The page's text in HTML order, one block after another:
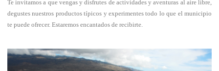
Te invitamos a que vengas y disfrutes de actividades y aventuras al aire libre,
degustes nuestros productos típicos y experimentes todo lo que el municipio
te puede ofrecer. Estaremos encantados de recibirte.